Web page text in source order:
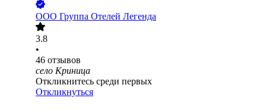
ООО Группа Отелей Легенда
3.8
•
46 отзывов
село Криница
Откликнитесь среди первых
Откликнуться